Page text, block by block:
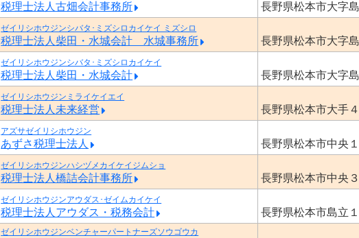
税理士法人古畑会計事務所 長野県松本市大字
ゼイリシホウジンシバタ･ミズシロカイケイ ミズシロ
税理士法人柴田・水城会計 水城事務所 長野県松本市大字
ゼイリシホウジンシバタ･ミズシロカイケイ
税理士法人柴田・水城会計 長野県松本市大字
ゼイリシホウジンミライケイエイ
税理士法人未来経営 長野県松本市大手
アズサゼイリシホウジン
あずさ税理士法人 長野県松本市中央
ゼイリシホウジンハシヅメカイケイジムショ
税理士法人橋詰会計事務所 長野県松本市中央
ゼイリシホウジンアウダス･ゼイムカイケイ
税理士法人アウダス・税務会計 長野県松本市島立
ゼイリシホウジンベンチャーパートナーズソウゴウカ